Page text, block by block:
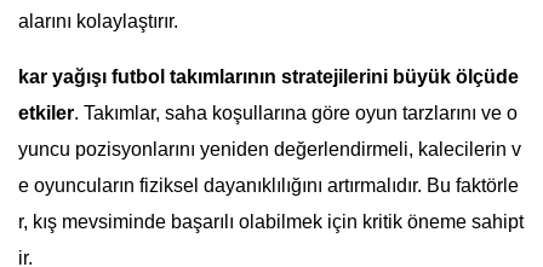
alarını kolaylaştırır.
kar yağışı futbol takımlarının stratejilerini büyük ölçüde
etkiler. Takımlar, saha koşullarına göre oyun tarzlarını ve o
yuncu pozisyonlarını yeniden değerlendirmeli, kalecilerin v
e oyuncuların fiziksel dayanıklılığını artırmalıdır. Bu faktörle
r, kış mevsiminde başarılı olabilmek için kritik öneme sahipt
ir.